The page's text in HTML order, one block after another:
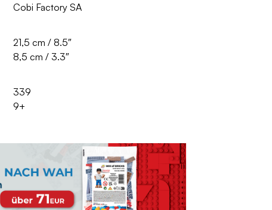
Cobi Factory SA
21,5 cm / 8.5″
8,5 cm / 3.3″
339
9+